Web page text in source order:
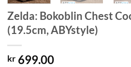
Zelda: Bokoblin Chest
(19.5cm, ABYstyle)
kr 699.00